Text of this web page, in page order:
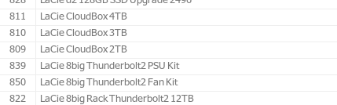
811
LaCie CloudBox 4TB
810
LaCie CloudBox 3TB ‎
809
LaCie CloudBox 2TB ‎
839
LaCie 8big Thunderbolt2 PSU Kit‎
850
LaCie 8big Thunderbolt2 Fan Kit‎
822
LaCie 8big Rack Thunderbolt2 12TB